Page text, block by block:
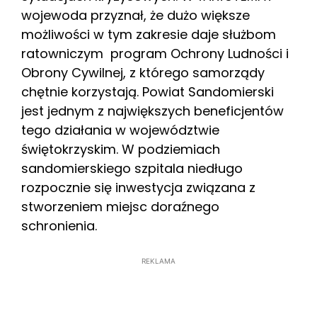
wojewoda przyznał, że dużo większe
możliwości w tym zakresie daje służbom
ratowniczym program Ochrony Ludności i
Obrony Cywilnej, z którego samorządy
chętnie korzystają. Powiat Sandomierski
jest jednym z największych beneficjentów
tego działania w województwie
świętokrzyskim. W podziemiach
sandomierskiego szpitala niedługo
rozpocznie się inwestycja związana z
stworzeniem miejsc doraźnego
schronienia.
REKLAMA